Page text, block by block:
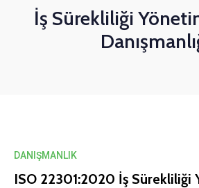
İş Sürekliliği
DANIŞMANLIK
ISO 22301:2020 İş Sürekliliği